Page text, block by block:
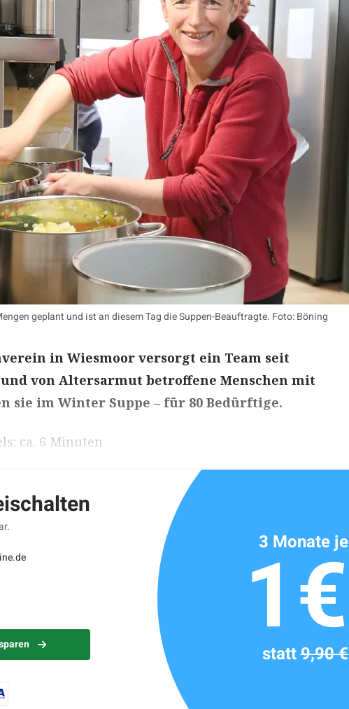
geplant und ist an diesem Tag die Suppen-Beauftragte. Foto: Böning
in Wiesmoor versorgt ein Team seit
und von Altersarmut betroffene Menschen mit
sie im Winter Suppe – für 80 Bedürftige.
ca. 6 Minuten
3 Monate je
1€
statt9,90 €